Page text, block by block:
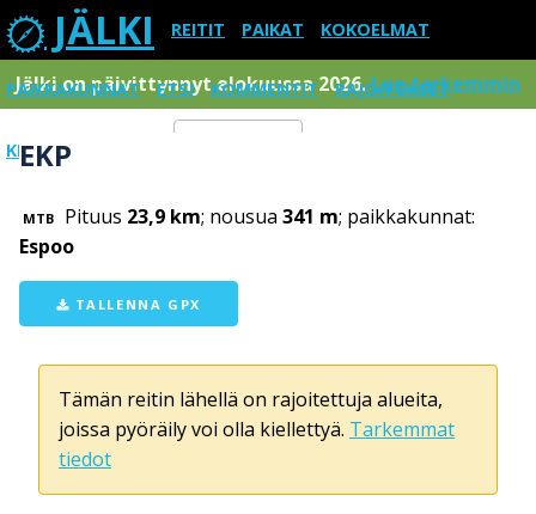
JÄLKI REITIT PAIKAT KOKOELMAT
PAIKKAKUNNAT ETSI KOMMENTIT RAJOITUKSET
KIRJAUDU SISÄÄN
Jälki on päivittynnyt elokuussa 2026.Lue tarkemmin
EKP
MTB Pituus 23,9 km; nousua 341 m; paikkakunnat:
Espoo
TALLENNA GPX
Tämän reitin lähellä on rajoitettuja alueita,
joissa pyöräily voi olla kiellettyä. Tarkemmat
tiedot